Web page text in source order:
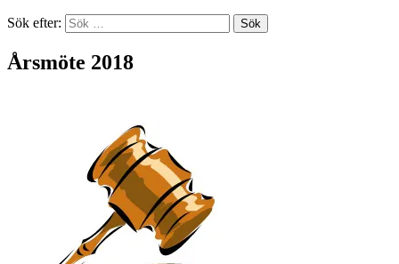
Sök efter:
Årsmöte 2018